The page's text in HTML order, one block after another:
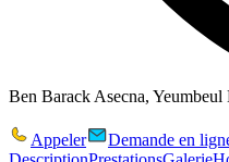
Ben Barack Asecna,
Appeler
Demande en